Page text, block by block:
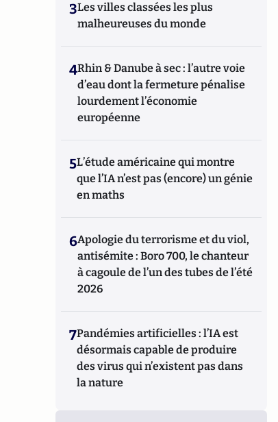
3Les villes classées les plus
malheureuses du monde
4Rhin & Danube à sec : l’autre voie
d’eau dont la fermeture pénalise
lourdement l’économie
européenne
5L’étude américaine qui montre
que l’IA n’est pas (encore) un génie
en maths
6Apologie du terrorisme et du viol,
antisémite : Boro 700, le chanteur
à cagoule de l’un des tubes de l’été
2026
7Pandémies artificielles : l’IA est
désormais capable de produire
des virus qui n’existent pas dans
la nature